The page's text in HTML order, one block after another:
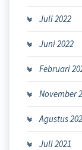
Juli 2022
Juni 2022
Februari
November
Agustus
Juli 2021